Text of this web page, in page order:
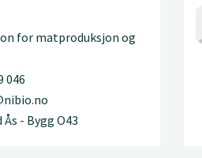
for matproduksjon og
046
- Bygg O43